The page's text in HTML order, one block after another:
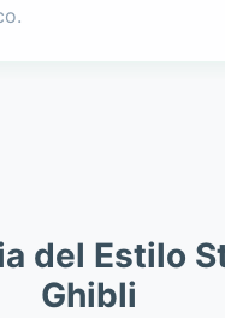
del Estilo
Ghibli